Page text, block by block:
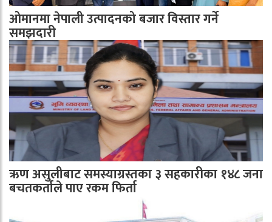
ओमानमा नेपाली उत्पादनको बजार विस्तार गर्ने
समझदारी
ऋण असुलीबाट समस्याग्रस्तका ३ सहकारीका १४८ जना
बचतकर्ताले पाए रकम फिर्ता